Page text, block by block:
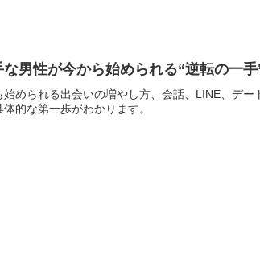
男性が今から始められる“逆転の一手
められる出会いの増やし方、会話、LINE、デー
的な第一歩がわかります。